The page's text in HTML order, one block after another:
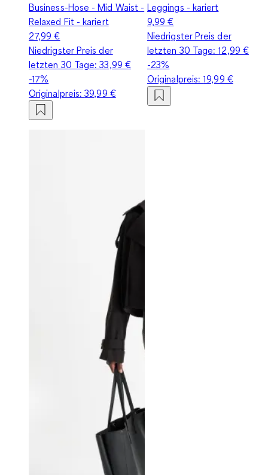
Business-Hose - Mid Waist -
Relaxed Fit - kariert
27,99 €
Niedrigster Preis der
letzten 30 Tage:33,99 €
-17%
Originalpreis:39,99 €
Leggings - kariert
9,99 €
Niedrigster Preis der
letzten 30 Tage:12,99 €
-23%
Originalpreis:19,99 €